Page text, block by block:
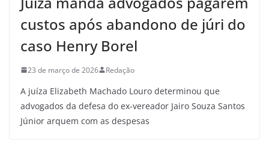
custos após abandono de júri do
caso Henry Borel
23 de março de 2026 Redação
A juíza Elizabeth Machado Louro determinou que
advogados da defesa do ex-vereador Jairo Souza Santos
Júnior arquem com as despesas